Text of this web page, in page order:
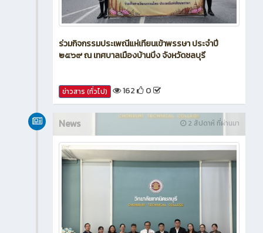
ร่วมกิจกรรมประเพณีแห่เทียนเข้าพรรษา ประจำปี
ข่าวสาร (ทั่วไป) 162 0
2 สัปดาห์ ที่ผ่านมา
News